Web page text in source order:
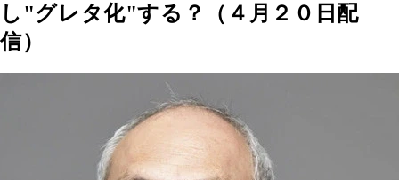
し"グレタ化"する？（４月２０日配
信）